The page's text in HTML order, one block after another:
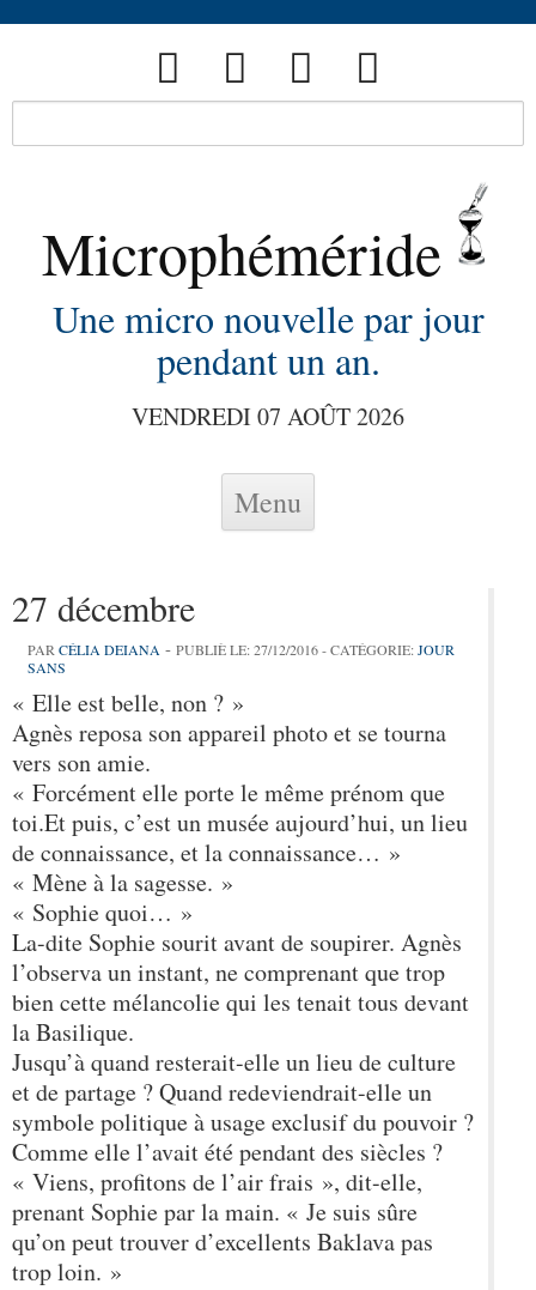
Microphéméride
Une micro nouvelle par jour
pendant un an.
VENDREDI 07 AOÛT 2026
Menu
27 décembre
PAR CÉLIA DEIANA - PUBLIÈ LE: 27/12/2016 - CATÉGORIE:JOUR
SANS
« Elle est belle, non ? »
Agnès reposa son appareil photo et se tourna
vers son amie.
« Forcément elle porte le même prénom que
toi.Et puis, c’est un musée aujourd’hui, un lieu
de connaissance, et la connaissance… »
« Mène à la sagesse. »
« Sophie quoi… »
La-dite Sophie sourit avant de soupirer. Agnès
l’observa un instant, ne comprenant que trop
bien cette mélancolie qui les tenait tous devant
la Basilique.
Jusqu’à quand resterait-elle un lieu de culture
et de partage ? Quand redeviendrait-elle un
symbole politique à usage exclusif du pouvoir ?
Comme elle l’avait été pendant des siècles ?
« Viens, profitons de l’air frais », dit-elle,
prenant Sophie par la main. « Je suis sûre
qu’on peut trouver d’excellents Baklava pas
trop loin. »